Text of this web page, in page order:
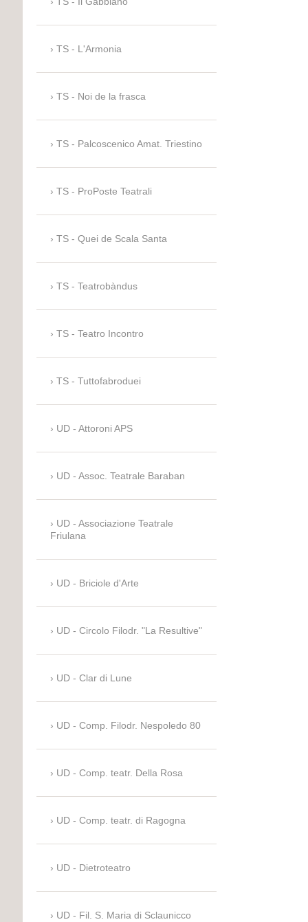
TS - L'Armonia
TS - Noi de la frasca
TS - Palcoscenico Amat. Triestino
TS - ProPoste Teatrali
TS - Quei de Scala Santa
TS - Teatrobàndus
TS - Teatro Incontro
TS - Tuttofabroduei
UD - Attoroni APS
UD - Assoc. Teatrale Baraban
UD - Associazione Teatrale
Friulana
UD - Briciole d'Arte
UD - Circolo Filodr. "La Resultive"
UD - Clar di Lune
UD - Comp. Filodr. Nespoledo 80
UD - Comp. teatr. Della Rosa
UD - Comp. teatr. di Ragogna
UD - Dietroteatro
UD - Fil. S. Maria di Sclaunicco